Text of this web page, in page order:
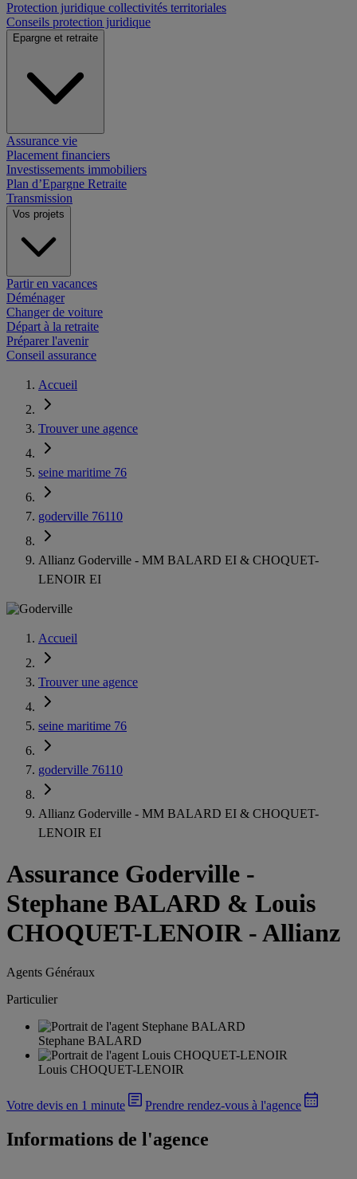
Protection juridique collectivités territoriales
Conseils protection juridique
Epargne et retraite
Assurance vie
Placement financiers
Investissements immobiliers
Plan d’Epargne Retraite
Transmission
Vos projets
Partir en vacances
Déménager
Changer de voiture
Départ à la retraite
Préparer l'avenir
Conseil assurance
Accueil
Trouver une agence
seine maritime 76
goderville 76110
Allianz Goderville - MM BALARD EI & CHOQUET-
LENOIR EI
Accueil
Trouver une agence
seine maritime 76
goderville 76110
Allianz Goderville - MM BALARD EI & CHOQUET-
LENOIR EI
Assurance Goderville -
Stephane BALARD & Louis
CHOQUET-LENOIR - Allianz
Agents Généraux
Particulier
Stephane BALARD
Louis CHOQUET-LENOIR
Votre devis en 1 minute Prendre rendez-vous à l'agence
Informations de l'agence